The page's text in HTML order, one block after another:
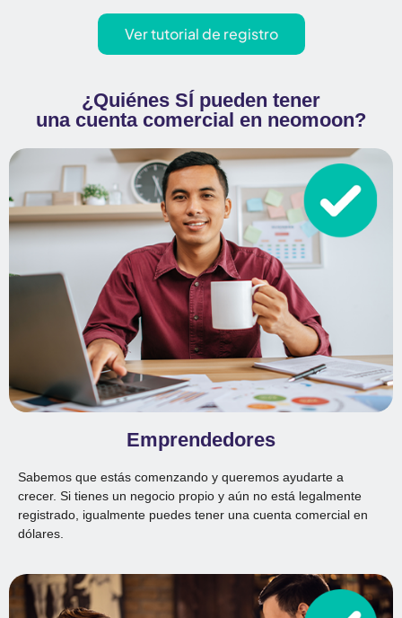
Ver tutorial de registro
¿Quiénes SÍ pueden tener
una cuenta comercial en neomoon?
Emprendedores
Sabemos que estás comenzando y queremos ayudarte a
crecer. Si tienes un negocio propio y aún no está legalmente
registrado, igualmente puedes tener una cuenta comercial en
dólares.